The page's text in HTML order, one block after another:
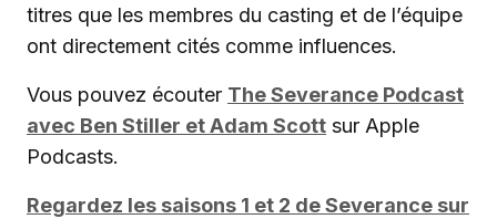
titres que les membres du casting et de l’équipe
ont directement cités comme influences.
Vous pouvez écouter The Severance Podcast
avec Ben Stiller et Adam Scott sur Apple
Podcasts.
Regardez les saisons 1 et 2 de Severance sur